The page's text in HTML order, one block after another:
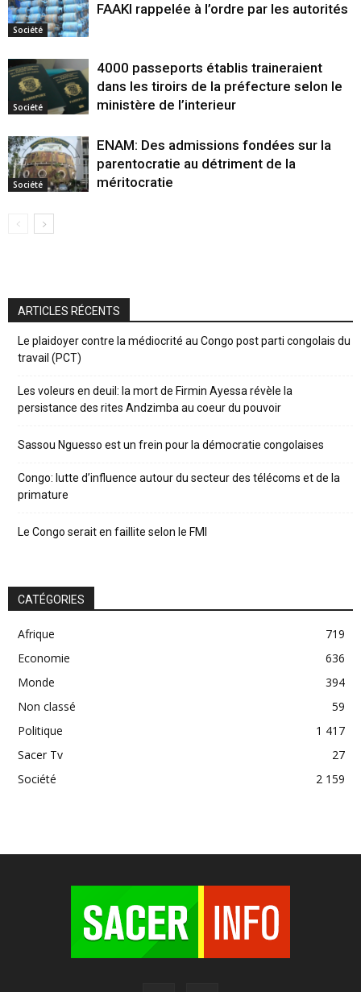
Société
FAAKI rappelée à l’ordre par les autorités
Société
4000 passeports établis traineraient
dans les tiroirs de la préfecture selon le
ministère de l’interieur
Société
ENAM: Des admissions fondées sur la
parentocratie au détriment de la
méritocratie
ARTICLES RÉCENTS
Le plaidoyer contre la médiocrité au Congo post parti congolais du
travail (PCT)
Les voleurs en deuil: la mort de Firmin Ayessa révèle la
persistance des rites Andzimba au coeur du pouvoir
Sassou Nguesso est un frein pour la démocratie congolaises
Congo: lutte d’influence autour du secteur des télécoms et de la
primature
Le Congo serait en faillite selon le FMI
CATÉGORIES
Afrique
719
Economie
636
Monde
394
Non classé
59
Politique
1 417
Sacer Tv
27
Société
2 159